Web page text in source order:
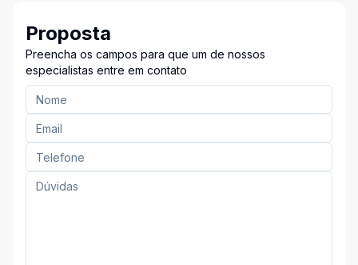
Proposta
Preencha os campos para que um de nossos
especialistas entre em contato